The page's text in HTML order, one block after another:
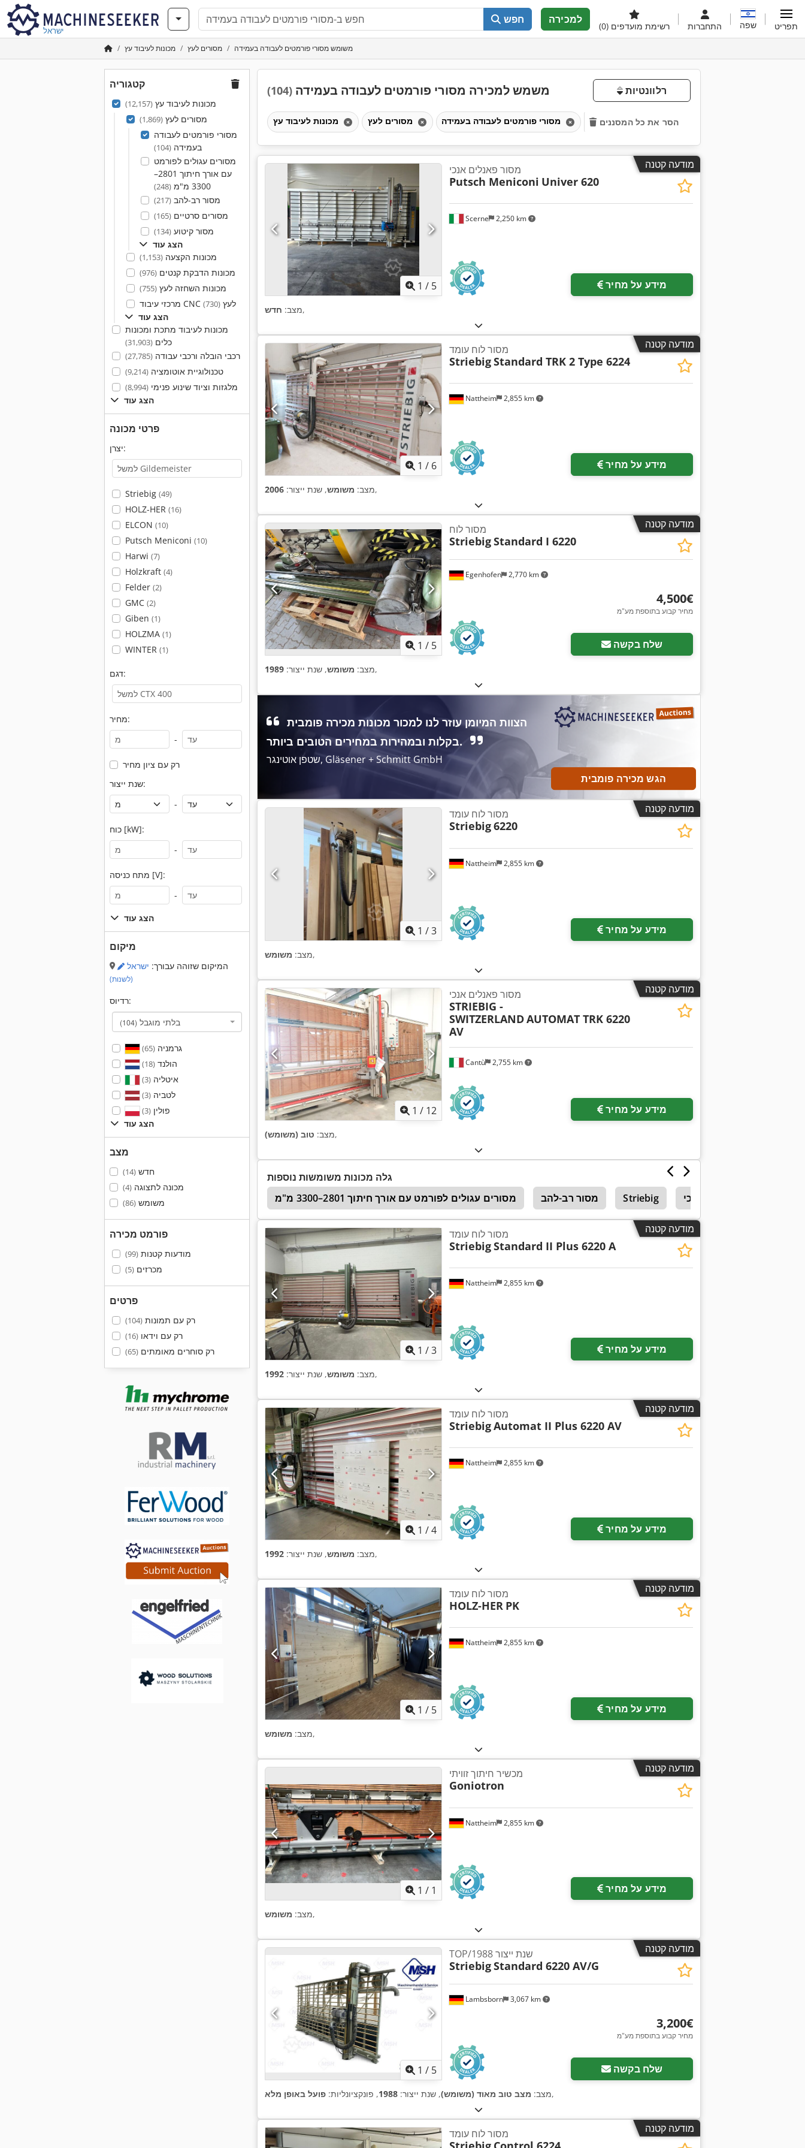
ישראל
חפש למכירה
רשימת מועדפים (0) התחברות שפה תפריט
מכונות לעיבוד עץ מסורים לעץ משומש מסורי פורמטים לעבודה בעמידה
קטגוריה
מכונות לעיבוד עץ(12,157)
מסורים לעץ(1,869)
מסורי פורמטים לעבודה
בעמידה(104)
מסורים עגולים לפורמט
עם אורך חיתוך 2801–
3300 מ"מ
(248)
מסור רב-להב(217)
מסורים סרטיים(165)
מסור קיטוע(134)
הצג עוד
מכונות הקצעה(1,153)
מכונות הדבקת קנטים(976)
מכונות השחזה לעץ(755)
מרכזי עיבוד CNC לעץ(730)
הצג עוד
מכונות לעיבוד מתכת ומכונות
כלים(31,903)
רכבי הובלה ורכבי עבודה(27,785)
טכנולוגיית אוטומציה(9,214)
מלגזות וציוד שינוע פנימי(8,994)
הצג עוד
פרטי מכונה
יצרן:
Striebig (49)
HOLZ-HER (16)
ELCON (10)
Putsch Meniconi (10)
Harwi (7)
Holzkraft (4)
Felder (2)
GMC (2)
Giben (1)
HOLZMA (1)
WINTER (1)
דגם:
מחיר:
-
רק עם ציון מחיר
שנת ייצור:
-
כוח [kW]:
-
מתח כניסה [V]:
-
הצג עוד
מיקום
המיקום שזוהה עבורך: ישראל
(לשנות)
רדיוס:
בלתי מוגבל (104)
גרמניה(65)
הולנד(18)
איטליה(3)
לטביה(3)
פולין(3)
הצג עוד
מצב
חדש(14)
מכונה לתצוגה(4)
משומש(86)
פורמט מכירה
מודעות קטנות(99)
מכרזים(5)
פרטים
רק עם תמונות(104)
רק עם וידאו(16)
רק סוחרים מאומתים(65)
משמש למכירה מסורי פורמטים לעבודה בעמידה (104) רלוונטיות
הסר את כל המסננים
מודעה קטנה
1 / 5
Scerne 2,250 km
מסור פאנלים אנכי
Putsch Meniconi Univer 620
מידע על מחיר
מצב: חדש ,
מודעה קטנה
1 / 6
Nattheim 2,855 km
מסור לוח עומד
StriebigStandard TRK 2 Type 6224
מידע על מחיר
מצב: משומש, שנת ייצור: 2006 ,
מודעה קטנה
1 / 5
Egenhofen 2,770 km
מסור לוח
StriebigStandard I 6220
‏4,500 ‏€
מחיר קבוע בתוספת מע"מ
שלח בקשה
מצב: משומש, שנת ייצור: 1989 ,
בקלות ובמהירות במחירים הטובים ביותר.
שטפן אוטינגר, Gläsener + Schmitt GmbH
הגש מכירה פומבית
מודעה קטנה
1 /3
Nattheim 2,855 km
מסור לוח עומד
Striebig6220
מידע על מחיר
מצב: משומש ,
מודעה קטנה
1 / 12
Cantù 2,755 km
מסור פאנלים אנכי
STRIEBIG -
SWITZERLANDAUTOMAT TRK 6220
AV
מידע על מחיר
מצב: טוב (משומש) ,
גלה מכונות משומשות נוספות
מסורים עגולים לפורמט עם אורך חיתוך 2801–3300 מ"מ
מסור רב-להב Striebig מסור אנכי לוח התחבורה החשמלית
מודעה קטנה
1 /3
Nattheim 2,855 km
מסור לוח עומד
StriebigStandard II Plus 6220 A
מידע על מחיר
מצב: משומש, שנת ייצור: 1992 ,
מודעה קטנה
1 /4
Nattheim 2,855 km
מסור לוח עומד
StriebigAutomat II Plus 6220 AV
מידע על מחיר
מצב: משומש, שנת ייצור: 1992 ,
מודעה קטנה
1 / 5
Nattheim 2,855 km
מסור לוח עומד
HOLZ-HER PK
מידע על מחיר
מצב: משומש ,
מודעה קטנה
1 / 1
Nattheim 2,855 km
מכשיר חיתוך זוויתי
Goniotron
מידע על מחיר
מצב: משומש ,
מודעה קטנה
1 / 5
Lambsborn 3,067 km
TOP/שנת ייצור 1988
StriebigStandard 6220 AV/G
‏3,200 ‏€
מחיר קבוע בתוספת מע"מ
שלח בקשה
מצב: מצב טוב מאוד (משומש), שנת ייצור: 1988, פונקציונליות: פועל באופן מלא ,
מודעה קטנה מסור לוח עומד